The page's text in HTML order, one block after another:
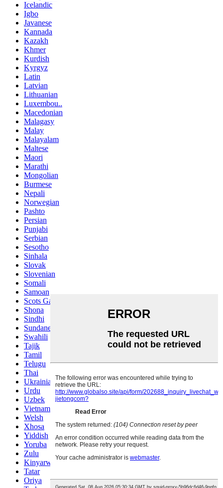
Icelandic
Igbo
Javanese
Kannada
Kazakh
Khmer
Kurdish
Kyrgyz
Latin
Latvian
Lithuanian
Luxembou..
Macedonian
Malagasy
Malay
Malayalam
Maltese
Maori
Marathi
Mongolian
Burmese
Nepali
Norwegian
Pashto
Persian
Punjabi
Serbian
Sesotho
Sinhala
Slovak
Slovenian
Somali
Samoan
Scots Gaelic
Shona
Sindhi
Sundanese
Swahili
Tajik
Tamil
Telugu
Thai
Ukrainian
Urdu
Uzbek
Vietnamese
Welsh
Xhosa
Yiddish
Yoruba
Zulu
Kinyarwanda
Tatar
Oriya